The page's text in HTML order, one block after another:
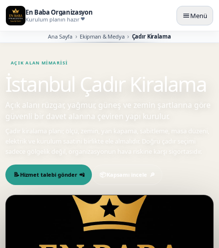
En Baba Organizasyon
Kurulum planın hazır Menü
Ana Sayfa Ekipman & Medya Çadır Kiralama
İstanbul Çadır Kiralama
Açık alanı rüzgar, yağmur, güneş ve zemin şartlarına göre
güvenli bir davet alanına çeviren yapı kurulur.
Çadır kiralama planı; ölçü, zemin, yan kapama, sabitleme, masa düzeni,
elektrik ve kurulum saatini birlikte ele almalıdır. Doğru çadır seçimi
sadece gölgelik değil, organizasyonun hava riskine karşı sigortasıdır.
Hizmet talebi gönder Kapsamı incele